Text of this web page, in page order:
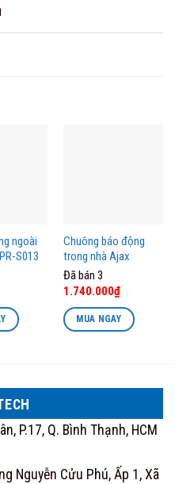
ngoài
S013
Chuông báo động
trong nhà Ajax
Đã bán 3
Original
was:
1.914.000₫.
1.740.000₫Current
is:
1.740.000₫.
MUA NGAY
P.17, Q. Bình Thạnh, HCM
Nguyễn Cửu Phú, Ấp 1, Xã